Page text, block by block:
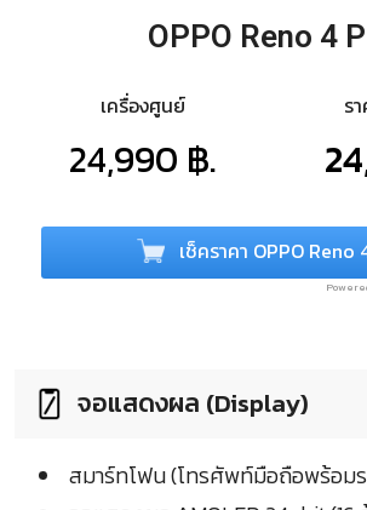
OPPO Reno 4
เครื่องศูนย์
24,990 ฿.
ร
เช็คราคา OPPO Reno
จอแสดงผล (Display)
สมาร์ทโฟน (โทรศัพท์มือถือพร้อม